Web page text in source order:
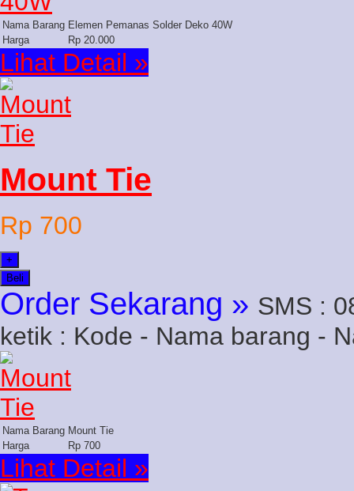
Nama Barang Elemen Pemanas Solder Deko 40W
Harga
Rp 20.000
Lihat Detail »
Mount Tie
Rp 700
+
Beli
Order Sekarang » SMS :
ketik : Kode - Nama barang -
Nama Barang Mount Tie
Harga
Rp 700
Lihat Detail »